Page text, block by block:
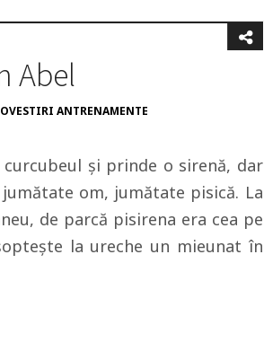
Abel
ANTRENAMENTE
şi prinde o sirenă, dar
om, jumătate pisică. La
de parcă pisirena era cea pe
la ureche un mieunat în